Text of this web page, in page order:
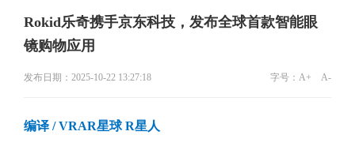
Rokid乐奇携手京东科技，发布全球首款智能眼
镜购物应用
发布日期：2025-10-22 13:27:18 字号： A+ A-
编译 / VRAR星球 R星人